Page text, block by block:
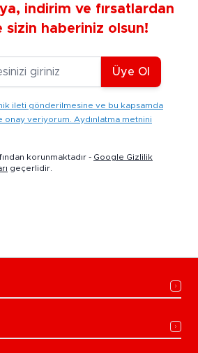
indirim ve fırsatlardan
sizin haberiniz olsun!
E-posta Adresiniz
Üye Ol
ileti gönderilmesine ve bu kapsamda
veriyorum. Aydınlatma metnini
korunmaktadır - Google Gizlilik
geçerlidir.